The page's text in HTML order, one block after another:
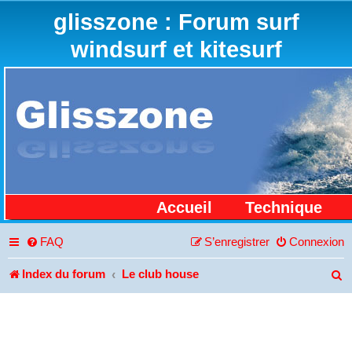
glisszone : Forum surf
windsurf et kitesurf
Accueil Technique
FAQ Connexion
S’enregistrer
Index du forum Le club house